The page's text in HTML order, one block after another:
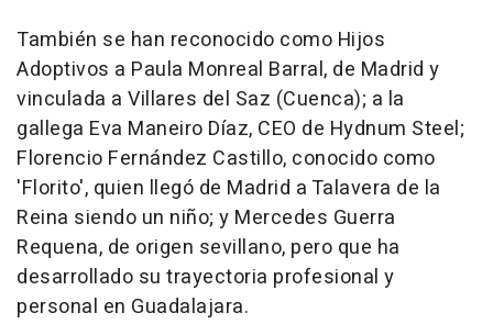
También se han reconocido como Hijos
Adoptivos a Paula Monreal Barral, de Madrid y
vinculada a Villares del Saz (Cuenca); a la
gallega Eva Maneiro Díaz, CEO de Hydnum Steel;
Florencio Fernández Castillo, conocido como
'Florito', quien llegó de Madrid a Talavera de la
Reina siendo un niño; y Mercedes Guerra
Requena, de origen sevillano, pero que ha
desarrollado su trayectoria profesional y
personal en Guadalajara.